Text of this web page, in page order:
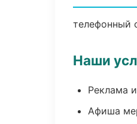
телефонный
Наши
Реклама
Афиша